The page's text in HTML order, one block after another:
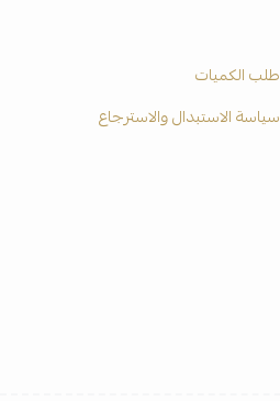
طلب الكميات
سياسة الاستبدال والاسترجاع